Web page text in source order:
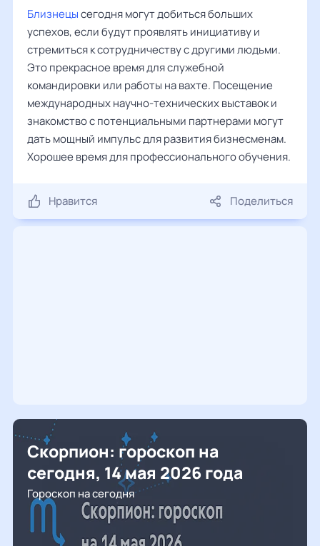
Близнецысегодня могут добиться больших
успехов, если будут проявлять инициативу и
стремиться к сотрудничеству с другими людьми.
Это прекрасное время для служебной
командировки или работы на вахте. Посещение
международных научно-технических выставок и
знакомство с потенциальными партнерами могут
дать мощный импульс для развития бизнесменам.
Хорошее время для профессионального обучения.
Нравится Поделиться
Скорпион: гороскоп на
сегодня, 14 мая 2026 года
Гороскоп на сегодня